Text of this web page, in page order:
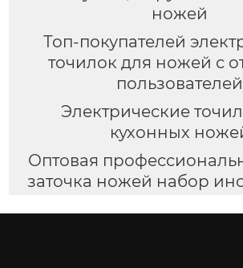
ножей
Топ-покупателей
точилок для ножей с
пользователей
Электрические
кухонных
Оптовая
заточка ножей набор